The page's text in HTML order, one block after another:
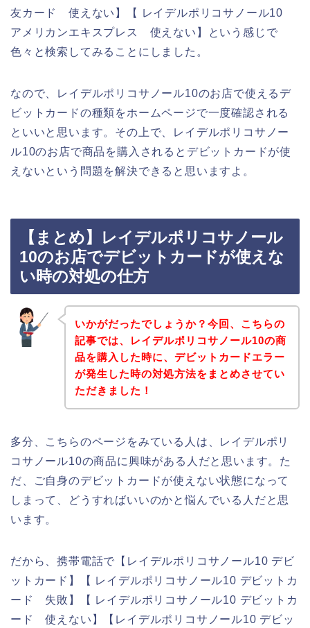
友カード 使えない】【 レイデルポリコサノール10
アメリカンエキスプレス 使えない】という感じで
色々と検索してみることにしました。
なので、レイデルポリコサノール10のお店で使えるデ
ビットカードの種類をホームページで一度確認される
といいと思います。その上で、レイデルポリコサノー
ル10のお店で商品を購入されるとデビットカードが使
えないという問題を解決できると思いますよ。
【まとめ】レイデルポリコサノール
10のお店でデビットカードが使えな
い時の対処の仕方
いかがだったでしょうか？今回、こちらの
記事では、レイデルポリコサノール10の商
品を購入した時に、デビットカードエラー
が発生した時の対処方法をまとめさせてい
ただきました！
多分、こちらのページをみている人は、レイデルポリ
コサノール10の商品に興味がある人だと思います。た
だ、ご自身のデビットカードが使えない状態になって
しまって、どうすればいいのかと悩んでいる人だと思
います。
だから、携帯電話で【レイデルポリコサノール10 デビ
ットカード】【 レイデルポリコサノール10 デビットカ
ード 失敗】【 レイデルポリコサノール10 デビットカ
ード 使えない】【レイデルポリコサノール10 デビッ